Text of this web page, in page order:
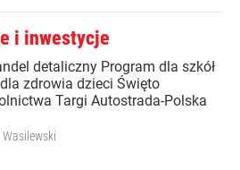
i inwestycje
detaliczny Program dla szkół
zdrowia dzieci Święto
Targi Autostrada-Polska
Wasilewski